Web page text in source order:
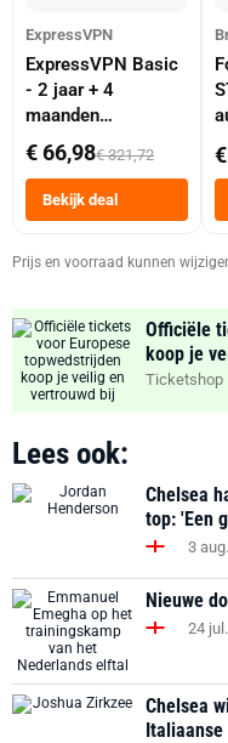
ExpressVPN
ExpressVPN Basic
- 2 jaar + 4
maanden
abonnement
€ 66,98€ 321,72
Bekijk deal
Prijs en voorraad kunnen
Officiële
koop je
Ticketshop
Lees ook:
Chelsea
top: 'Een
3
Nieuwe
24
Chelsea